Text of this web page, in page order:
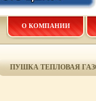
О КОМПАНИИ
ПУШКА ТЕПЛОВАЯ